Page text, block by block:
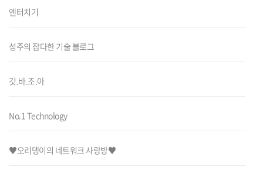
엔터치기
성주의 잡다한 기술 블로그
갓.바.조.아
No.1 Technology
♥오리뎅이의 네트워크 사랑방♥